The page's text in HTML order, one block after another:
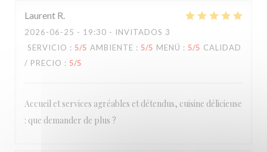
Laurent R
2026-06-25 - 19:30 - INVITADOS 3
SERVICIO : 5/5 AMBIENTE : 5/5 MENÚ : 5/5 CALIDAD
/ PRECIO : 5/5
Accueil et services agréables et détendus, cuisine délicieuse
: que demander de plus ?